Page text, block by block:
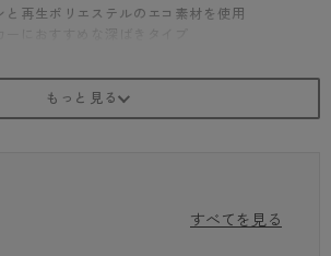
と再生ポリエステルのエコ素材を使用
すべてを見る